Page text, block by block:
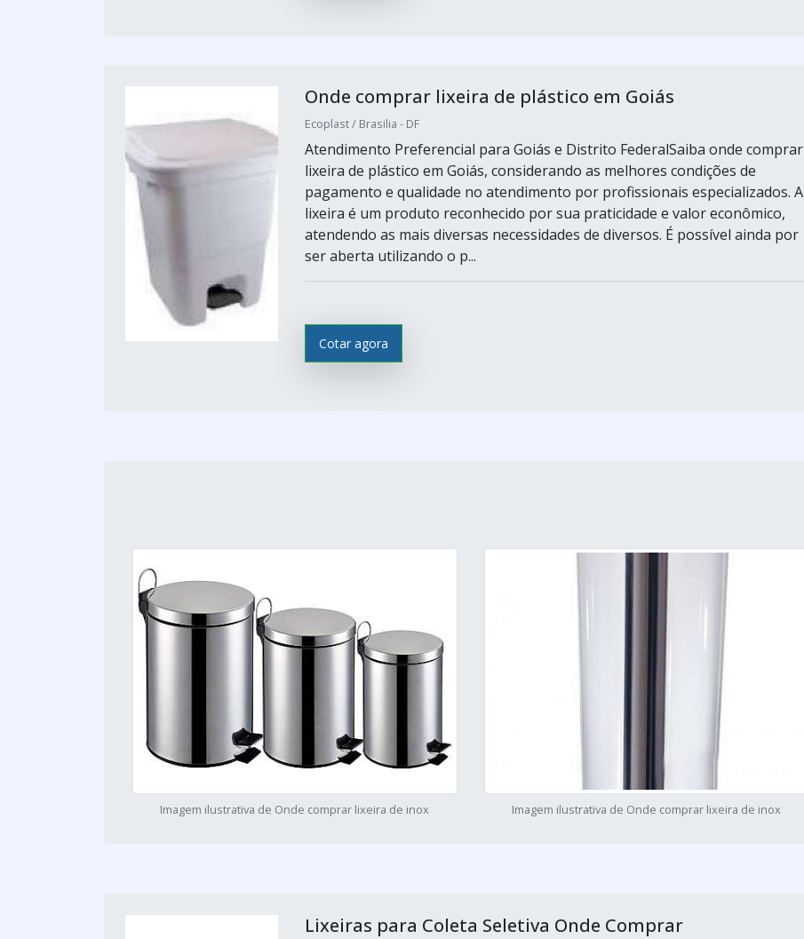
Onde comprar lixeira de plástico em Goiás
Ecoplast / Brasilia - DF
Atendimento Preferencial para Goiás e Distrito FederalSaiba onde comprar
lixeira de plástico em Goiás, considerando as melhores condições de
pagamento e qualidade no atendimento por profissionais especializados. A
lixeira é um produto reconhecido por sua praticidade e valor econômico,
atendendo as mais diversas necessidades de diversos. É possível ainda por
ser aberta utilizando o p...
Cotar agora
Imagem ilustrativa de Onde comprar lixeira de inox Imagem ilustrativa de Onde comprar lixeira de inox
Lixeiras para Coleta Seletiva Onde Comprar